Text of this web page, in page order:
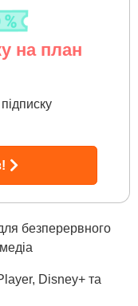
на план
безперервного
Disney+ та